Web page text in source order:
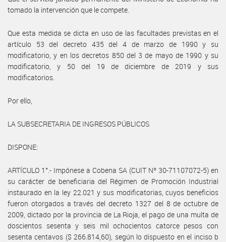
tomado la intervención que le compete.
Que esta medida se dicta en uso de las facultades previstas en el
artículo 53 del decreto 435 del 4 de marzo de 1990 y su
modificatorio, y en los decretos 850 del 3 de mayo de 1990 y su
modificatorio, y 50 del 19 de diciembre de 2019 y sus
modificatorios.
Por ello,
LA SUBSECRETARIA DE INGRESOS PÚBLICOS
DISPONE:
ARTÍCULO 1°.- Impónese a Cobena SA (CUIT Nº 30-71107072-5) en
su carácter de beneficiaria del Régimen de Promoción Industrial
instaurado en la ley 22.021 y sus modificatorias, cuyos beneficios
fueron otorgados a través del decreto 1327 del 8 de octubre de
2009, dictado por la provincia de La Rioja, el pago de una multa de
doscientos sesenta y seis mil ochocientos catorce pesos con
sesenta centavos ($ 266.814,60), según lo dispuesto en el inciso b